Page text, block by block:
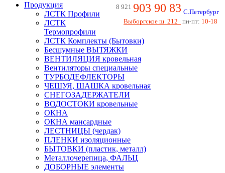
8 921 903 90 83 С.Петербург
Выборгское ш. 212
пн-пт: 10-18
Продукция
ЛСТК Профили
ЛСТК
Термопрофили
ЛСТК Комплекты (Бытовки)
Бесшумные ВЫТЯЖКИ
ВЕНТИЛЯЦИЯ кровельная
Вентиляторы специальные
ТУРБОДЕФЛЕКТОРЫ
ЧЕШУЯ, ШАШКА кровельная
СНЕГОЗАДЕРЖАТЕЛИ
ВОДОСТОКИ кровельные
ОКНА
ОКНА мансардные
ЛЕСТНИЦЫ (чердак)
ПЛЕНКИ изоляционные
БЫТОВКИ (пластик, металл)
Металлочерепица, ФАЛЬЦ
ДОБОРНЫЕ элементы